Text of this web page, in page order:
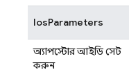
IosParameters
অ্যাপস্টোর আইডি সেট
করুন